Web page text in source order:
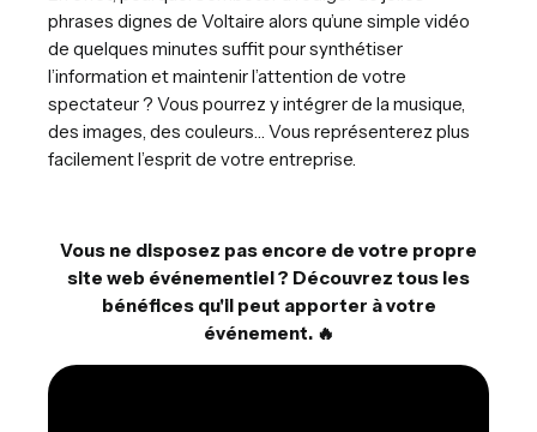
phrases dignes de Voltaire alors qu’une simple vidéo
de quelques minutes suffit pour synthétiser
l’information et maintenir l’attention de votre
spectateur ? Vous pourrez y intégrer de la musique,
des images, des couleurs… Vous représenterez plus
facilement l’esprit de votre entreprise.
Vous ne disposez pas encore de votre propre
site web événementiel ? Découvrez tous les
bénéfices qu'il peut apporter à votre
événement. 🔥